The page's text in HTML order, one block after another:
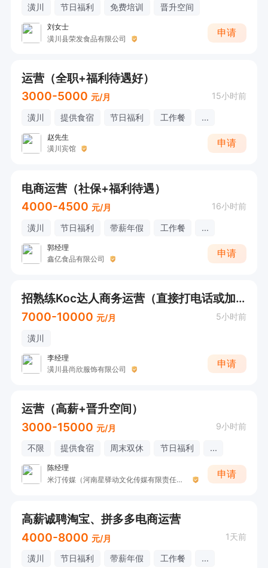
潢川 节日福利 免费培训 晋升空间
刘女士
潢川县荣发食品有限公司
申请
运营（全职+福利待遇好）
3000-5000 元/月 15小时前
潢川 提供食宿 节日福利 工作餐 ...
赵先生
潢川宾馆
申请
电商运营（社保+福利待遇）
4000-4500 元/月 16小时前
潢川 节日福利 带薪年假 工作餐 ...
郭经理
鑫亿食品有限公司
申请
招熟练Koc达人商务运营（直接打电话或加微信聊）
7000-10000 元/月 5小时前
潢川
李经理
潢川县尚欣服饰有限公司
申请
运营（高薪+晋升空间）
3000-15000 元/月 9小时前
不限 提供食宿 周末双休 节日福利 ...
陈经理
米汀传媒（河南星驿动文化传媒有限责任公司 ）
申请
高薪诚聘淘宝、拼多多电商运营
4000-8000 元/月 1天前
潢川 节日福利 带薪年假 工作餐 ...